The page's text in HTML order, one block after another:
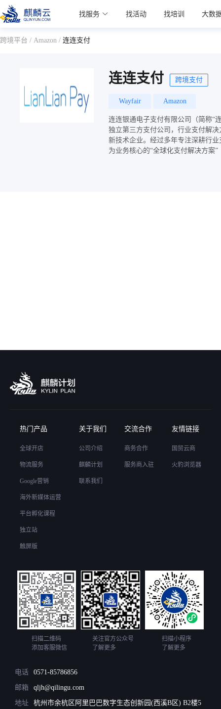
麒麟学院
Kylin Academy 找服务 找活动 找培训 大数
跨境平台 / Amazon / 连连支付
连连支付 跨境支付
Wayfair Amazon
连连银通电子支付有限公司（简称“
独立第三方支付公司，行业支付解
新技术企业。经过多年专注深耕行
为业务核心的“全球化支付解决方案”
热门产品
全球开店
物流服务
Google营销
海外新媒体运营
平台孵化课程
独立站
触屏版
关于我们
公司介绍
麒麟计划
联系我们
交流合作
商务合作
服务商入驻
友情链接
国贸云商
火豹浏览器
扫描二维码
添加客服微信
关注官方公众号
了解更多
扫描小程序
了解更多
电话 0571-85786856
邮箱 qljh@qilingu.com
地址
杭州市余杭区阿里巴巴数字生态创新园(西溪B区) B2楼5